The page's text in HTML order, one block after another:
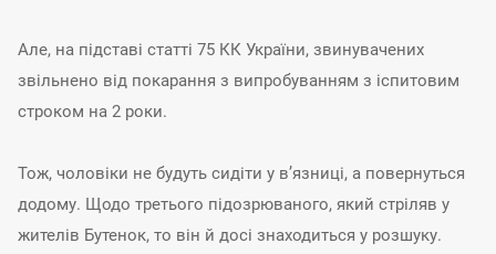
Але, на підставі статті 75 КК України, звинувачених
звільнено від покарання з випробуванням з іспитовим
строком на 2 роки.
Тож, чоловіки не будуть сидіти у в’язниці, а повернуться
додому. Щодо третього підозрюваного, який стріляв у
жителів Бутенок, то він й досі знаходиться у розшуку.